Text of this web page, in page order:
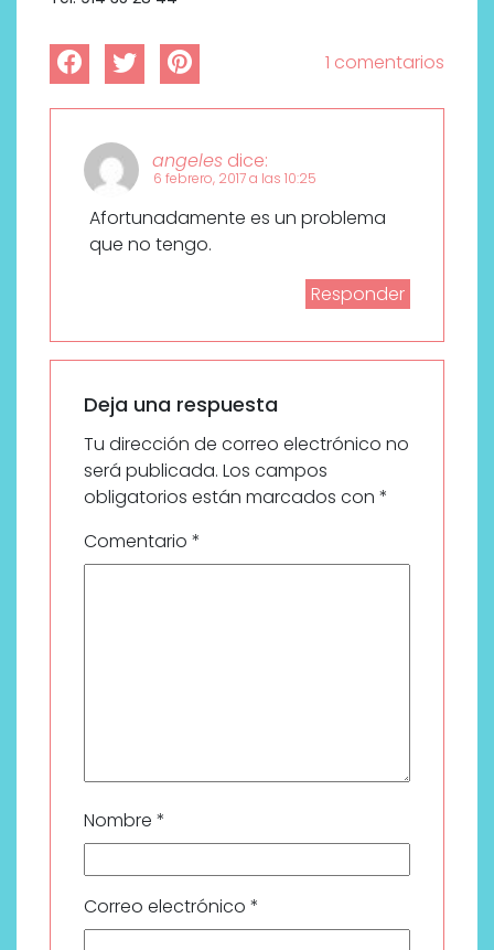
1 comentarios
angeles dice:
6 febrero, 2017 a las 10:25
Afortunadamente es un problema
que no tengo.
Responder
Deja una respuesta
Tu dirección de correo electrónico no
será publicada. Los campos
obligatorios están marcados con *
Comentario *
Nombre *
Correo electrónico *